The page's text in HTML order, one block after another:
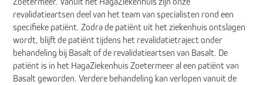
revalidatieartsen deel van het team van specialisten rond een
specifieke patiënt. Zodra de patiënt uit het ziekenhuis ontslagen
wordt, blijft de patiënt tijdens het revalidatietraject onder
behandeling bij Basalt of de revalidatieartsen van Basalt. De
patiënt is in het HagaZiekenhuis Zoetermeer al een patiënt van
Basalt geworden. Verdere behandeling kan verlopen vanuit de